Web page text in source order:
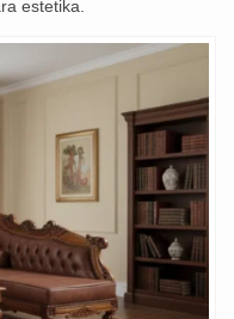
estetika.